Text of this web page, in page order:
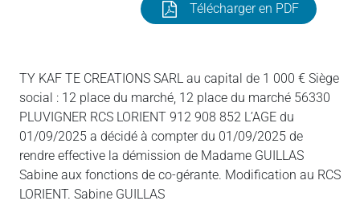
Télécharger en PDF
TY KAF TE CREATIONS SARL au capital de 1 000 € Siège
social : 12 place du marché, 12 place du marché 56330
PLUVIGNER RCS LORIENT 912 908 852 L’AGE du
01/09/2025 a décidé à compter du 01/09/2025 de
rendre effective la démission de Madame GUILLAS
Sabine aux fonctions de co-gérante. Modification au RCS
LORIENT. Sabine GUILLAS